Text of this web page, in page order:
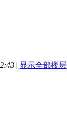
| 显示全部楼层